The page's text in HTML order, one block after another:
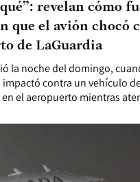
la noche del domingo,
impactó contra un vehículo
el aeropuerto mientras
revelan cómo
que el avión chocó
de LaGuardia